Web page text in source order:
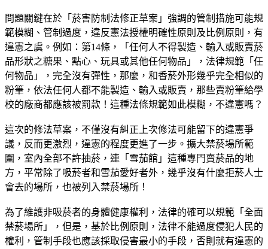
問題關鍵在於「菸害防制法修正草案」強調的管制措施可能規
範模糊、管制過度，違反憲法授權明確性原則及比例原則，有
違憲之虞。例如：第14條，「任何人不得製造、輸入或販賣菸
品形狀之糖果、點心、玩具或其他任何物品」，法律規範「任
何物品」，完全沒有彈性，那麼，和香菸外形幾乎完全相似的
粉筆，依法任何人都不能製造、輸入或販賣，那些賣粉筆給學
校的廠商都應該被罰款！這種法條規範如此模糊，不違憲嗎？
這次的修法草案，不僅沒有糾正上次修法可能留下的違憲爭
議，反而更激烈，違憲的程度更進了一步。擴大禁菸場所範
圍，室內全部不許抽菸，連「雪茄館」這種專門賣菸品的地
方，平常除了吸菸者和雪茄愛好者外，幾乎沒有什麼拒菸人士
會去的場所，也被列入禁菸場所！
為了維護非吸菸者的身體健康權利，法律的確可以規範「全面
禁菸場所」，但是，基於比例原則，法律不能過度侵犯人民的
權利，管制手段也應該採取侵害最小的手段，否則就有違憲的